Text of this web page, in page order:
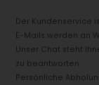
Der Kundenservice
E-Mails werden an
Unser Chat steht
zu beantworten.
Persönliche